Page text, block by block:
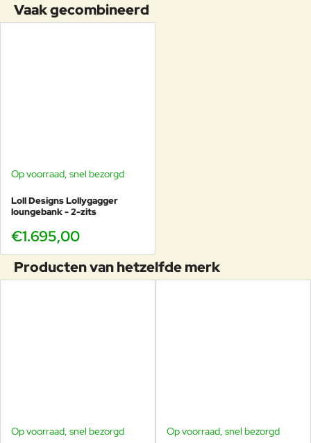
Vaak gecombineerd
Op voorraad, snel bezorgd
Loll Designs Lollygagger
loungebank - 2-zits
€1.695,00
Producten van hetzelfde merk
-15%
Op voorraad, snel bezorgd Op voorraad, snel bezorgd